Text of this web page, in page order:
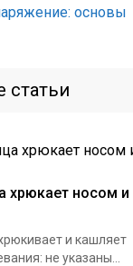
основы
статьи
хрюкает носом и
и кашляет
не указаны...